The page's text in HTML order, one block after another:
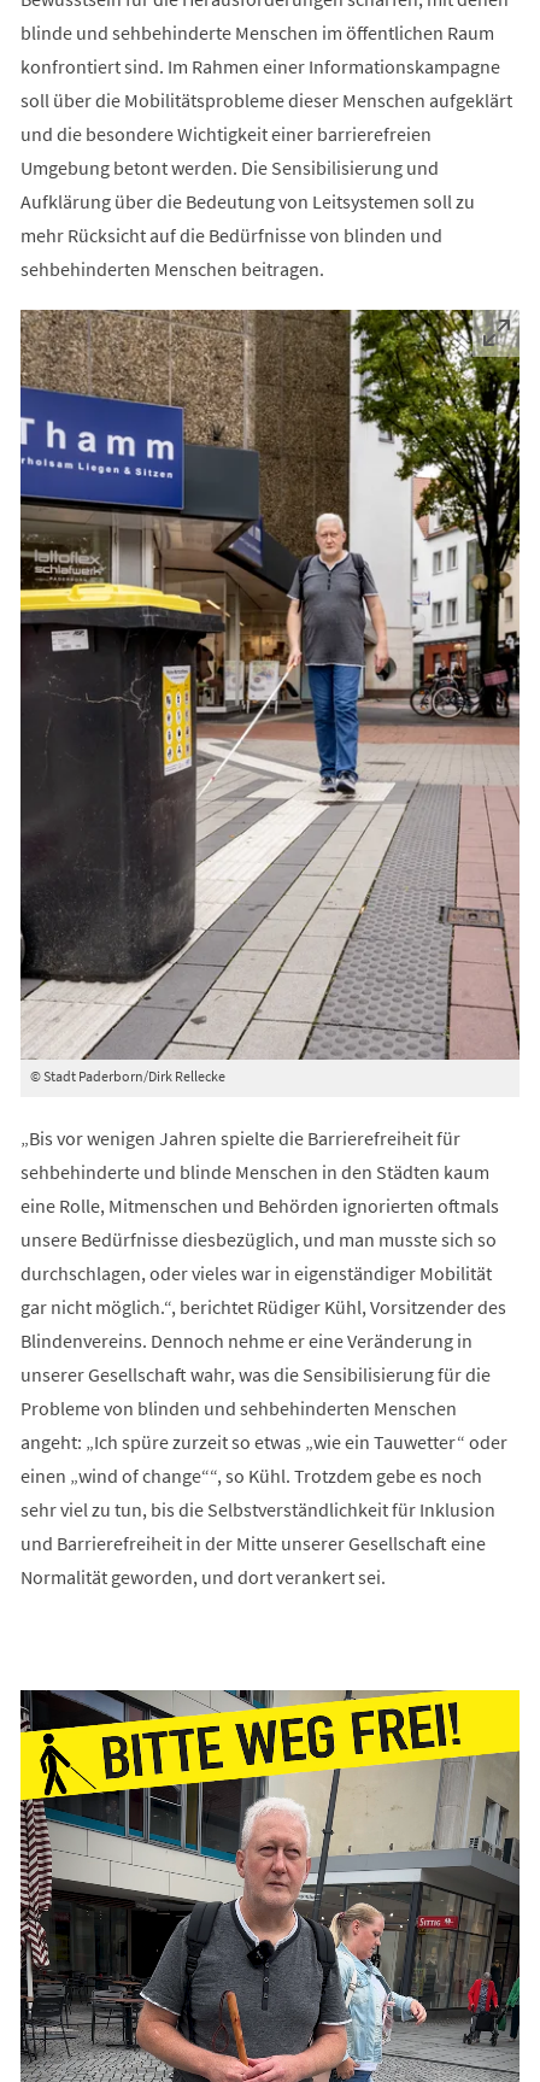
blinde und sehbehinderte Menschen im öffentlichen Raum
konfrontiert sind. Im Rahmen einer Informationskampagne
soll über die Mobilitätsprobleme dieser Menschen aufgeklärt
und die besondere Wichtigkeit einer barrierefreien
Umgebung betont werden. Die Sensibilisierung und
Aufklärung über die Bedeutung von Leitsystemen soll zu
mehr Rücksicht auf die Bedürfnisse von blinden und
sehbehinderten Menschen beitragen.
© Stadt Paderborn/Dirk Rellecke
„Bis vor wenigen Jahren spielte die Barrierefreiheit für
sehbehinderte und blinde Menschen in den Städten kaum
eine Rolle, Mitmenschen und Behörden ignorierten oftmals
unsere Bedürfnisse diesbezüglich, und man musste sich so
durchschlagen, oder vieles war in eigenständiger Mobilität
gar nicht möglich.“, berichtet Rüdiger Kühl, Vorsitzender des
Blindenvereins. Dennoch nehme er eine Veränderung in
unserer Gesellschaft wahr, was die Sensibilisierung für die
Probleme von blinden und sehbehinderten Menschen
angeht: „Ich spüre zurzeit so etwas „wie ein Tauwetter“ oder
einen „wind of change““, so Kühl. Trotzdem gebe es noch
sehr viel zu tun, bis die Selbstverständlichkeit für Inklusion
und Barrierefreiheit in der Mitte unserer Gesellschaft eine
Normalität geworden, und dort verankert sei.